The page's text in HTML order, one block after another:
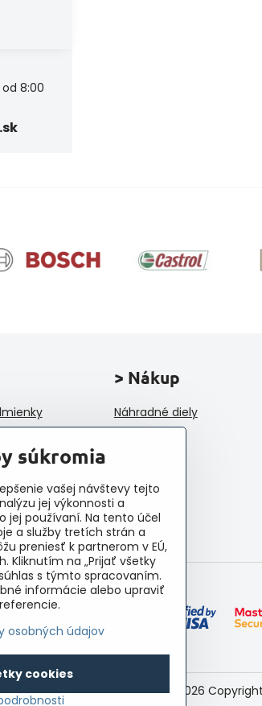
8:00
poučenie o
zmluvy
reklamácie
> Nákup
Náhradné diely
© 2026
súkromia
vašej návštevy tejto
jej výkonnosti a
jej používaní. Na tento účel
a služby tretích strán a
preniesť k partnerom v EÚ,
Kliknutím na „Prijať všetky
s týmto spracovaním.
informácie alebo upraviť
osobných údajov
cookies